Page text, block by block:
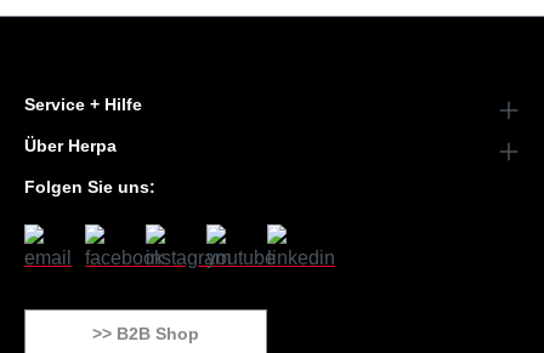
Service + Hilfe
Über Herpa
Folgen Sie uns:
>> B2B Shop